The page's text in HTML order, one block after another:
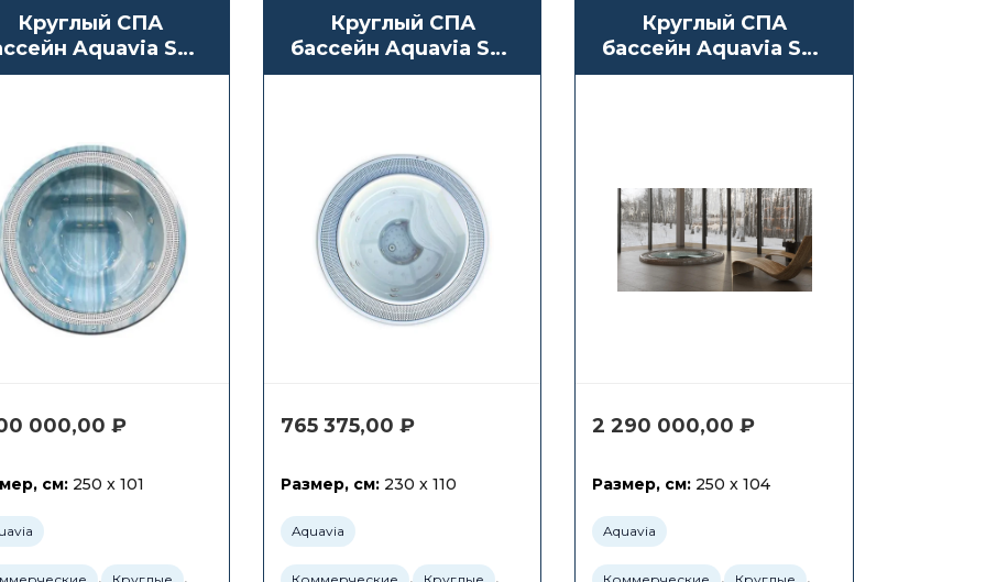
Круглый СПА
Aquavia Spa
Martinique
000,00 ₽
см:250 x 101
, ,
Круглый СПА
бассейн Aquavia Spa
Capri
765 375,00 ₽
Размер, см:230 x 110
Aquavia
, ,
Круглый СПА
бассейн Aquavia Spa
Oasis 40
2 290 000,00₽
Размер, см: 250 x 104
Aquavia
, ,